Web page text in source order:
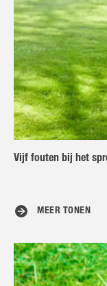
Vijf fouten bij het
MEER TONEN